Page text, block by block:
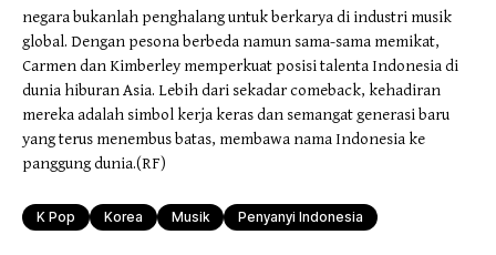
negara bukanlah penghalang untuk berkarya di industri musik
global. Dengan pesona berbeda namun sama-sama memikat,
Carmen dan Kimberley memperkuat posisi talenta Indonesia di
dunia hiburan Asia. Lebih dari sekadar comeback, kehadiran
mereka adalah simbol kerja keras dan semangat generasi baru
yang terus menembus batas, membawa nama Indonesia ke
panggung dunia.(RF)
K Pop Korea Musik Penyanyi Indonesia